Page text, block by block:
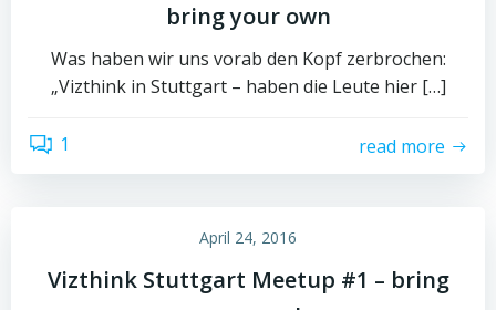
bring your own
Was haben wir uns vorab den Kopf zerbrochen:
„Vizthink in Stuttgart – haben die Leute hier […]
1 read more
April 24, 2016
Vizthink Stuttgart Meetup #1 – bring